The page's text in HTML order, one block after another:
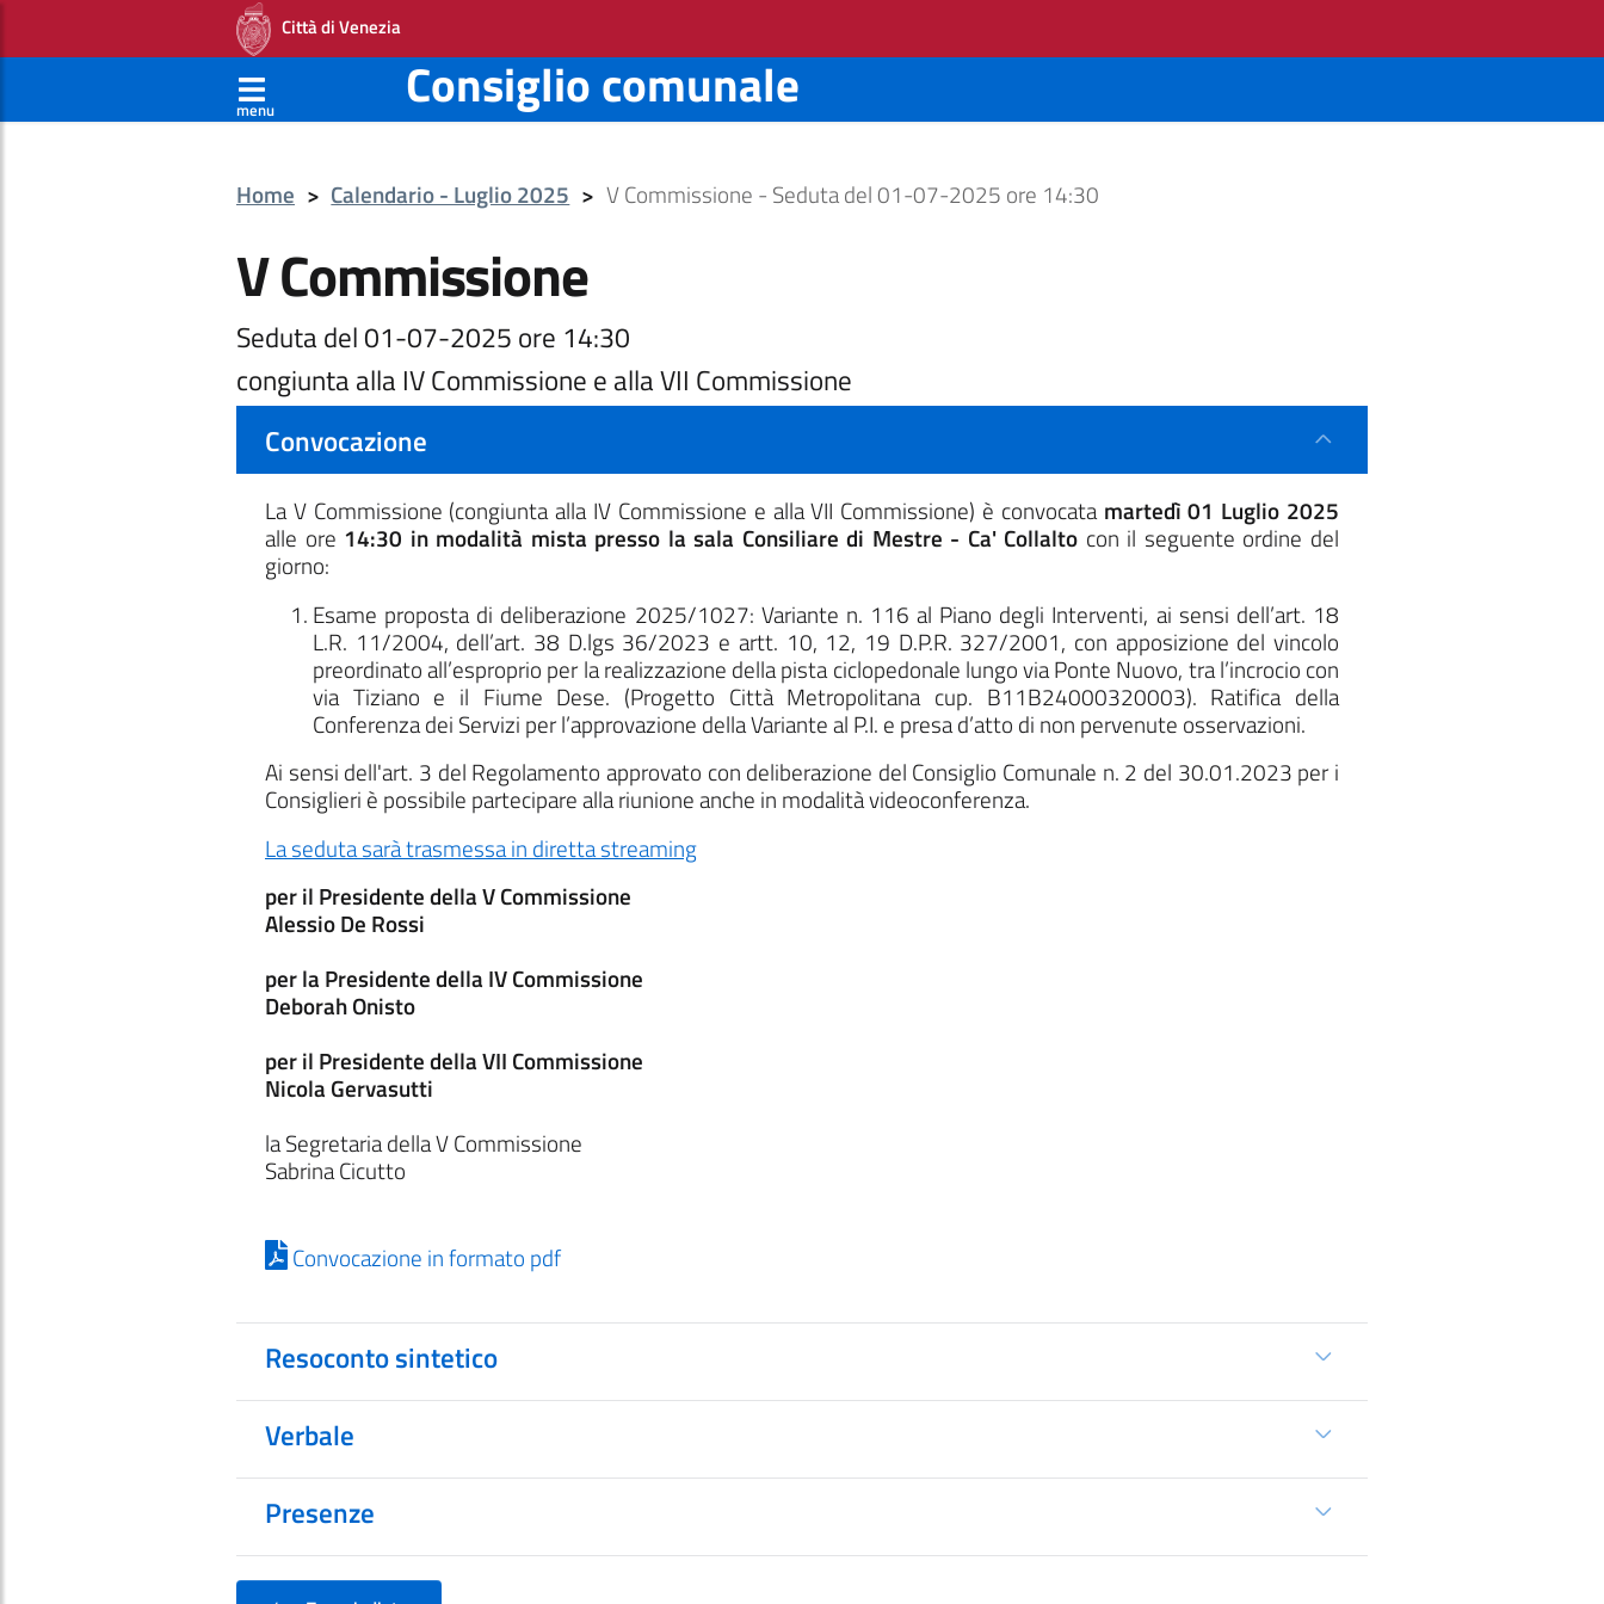
Città di Venezia
menu Consiglio comunale
Home > Calendario - Luglio 2025 > V Commissione - Seduta del 01-07-2025 ore 14:30
V Commissione
Seduta del 01-07-2025 ore 14:30
congiunta alla IV Commissione e alla VII Commissione
Convocazione
La V Commissione (congiunta alla IV Commissione e alla VII Commissione) è convocata martedì 01 Luglio 2025
alle ore 14:30 in modalità mista presso la sala Consiliare di Mestre - Ca' Collalto con il seguente ordine del
giorno:
Esame proposta di deliberazione 2025/1027: Variante n. 116 al Piano degli Interventi, ai sensi dell’art. 18
L.R. 11/2004, dell’art. 38 D.lgs 36/2023 e artt. 10, 12, 19 D.P.R. 327/2001, con apposizione del vincolo
preordinato all’esproprio per la realizzazione della pista ciclopedonale lungo via Ponte Nuovo, tra l’incrocio con
via Tiziano e il Fiume Dese. (Progetto Città Metropolitana cup. B11B24000320003). Ratifica della
Conferenza dei Servizi per l’approvazione della Variante al P.I. e presa d’atto di non pervenute osservazioni.
Ai sensi dell'art. 3 del Regolamento approvato con deliberazione del Consiglio Comunale n. 2 del 30.01.2023 per i
Consiglieri è possibile partecipare alla riunione anche in modalità videoconferenza.
La seduta sarà trasmessa in diretta streaming
per il Presidente della V Commissione
Alessio De Rossi
per la Presidente della IV Commissione
Deborah Onisto
per il Presidente della VII Commissione
Nicola Gervasutti
la Segretaria della V Commissione
Sabrina Cicutto
Convocazione in formato pdf
Resoconto sintetico
Verbale
Presenze